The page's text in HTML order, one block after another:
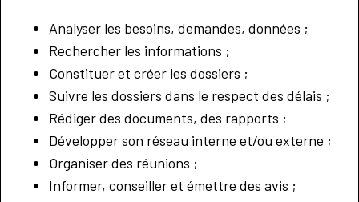
Analyser les besoins, demandes, données ;
Rechercher les informations ;
Constituer et créer les dossiers ;
Suivre les dossiers dans le respect des délais ;
Rédiger des documents, des rapports ;
Développer son réseau interne et/ou externe ;
Organiser des réunions ;
Informer, conseiller et émettre des avis ;